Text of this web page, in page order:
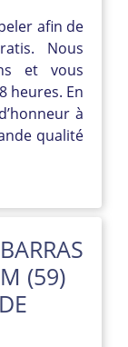
afin de
Nous
et vous
heures. En
à
qualité
(59)